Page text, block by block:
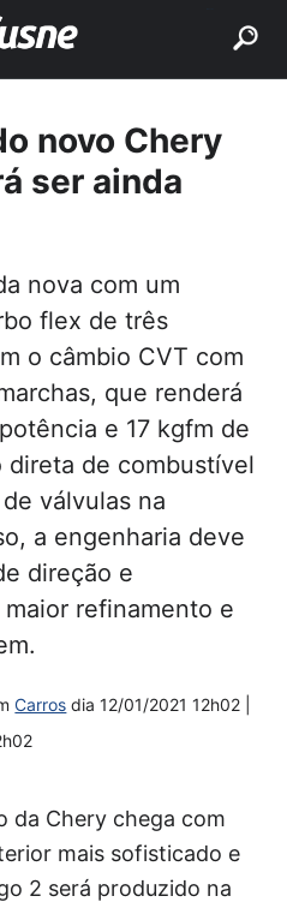
novo Chery
ser ainda
nova com um
flex de três
o câmbio CVT com
que renderá
e 17 kgfm de
direta de combustível
válvulas na
a engenharia deve
direção e
refinamento e
Carros dia12/01/2021 12h02
da Chery chega com
mais sofisticado e
2 será produzido na